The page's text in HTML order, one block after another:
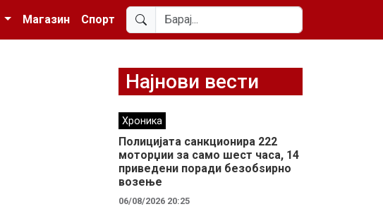
Магазин Спорт
Најнови вести
Хроника
Полицијата санкционира 222
моторџии за само шест часа, 14
приведени поради безобѕирно
возење
06/08/2026 20:25